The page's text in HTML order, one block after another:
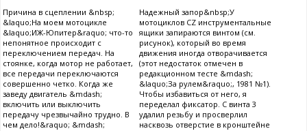
Причина в сцеплении &nbsp;
&laquo;На моем мотоцикле
&laquo;ИЖ-Юпитер&raquo; что-то
непонятное происходит с
переключением передач. На
стоянке, когда мотор не работает,
все передачи переключаются
совершенно четко. Когда же
заведу двигатель &mdash;
включить или выключить
передачу чрезвычайно трудно. В
чем дело!&raquo; &mdash;
Надежный запор&nbsp;У
мотоциклов CZ инструментальные
ящики запираются винтом (см.
рисунок), который во время
движения иногда отворачивается
(этот недостаток отмечен в
редакционном тесте &mdash;
&laquo;За рулем&raquo;, 1981 №1).
Чтобы избавиться от него, я
переделал фиксатор. С винта 3
удалил резьбу и просверлил
насквозь отверстие в кронштейне